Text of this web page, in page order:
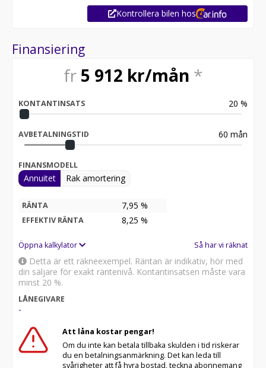
Kontrollera bilen hos
Finansiering
fr 5 912 kr/mån *
KONTANTINSATS 20 %
AVBETALNINGSTID 60 mån
FINANSMODELL
Annuitet Rak amortering
RÄNTA 7,95 %
EFFEKTIV RÄNTA 8,25 %
Öppna kalkylator Så har vi räknat
Detta är ett räkneexempel. Räntan är indikativ, hör med
din säljare för exakt räntenivå. Kontantinsatsen måste vara
minst 20 %.
LÅNEGIVARE
-
Att låna kostar pengar!
Om du inte kan betala tillbaka skulden i tid riskerar
du en betalningsanmärkning. Det kan leda till
svårigheter att få hyra bostad, teckna abonnemang